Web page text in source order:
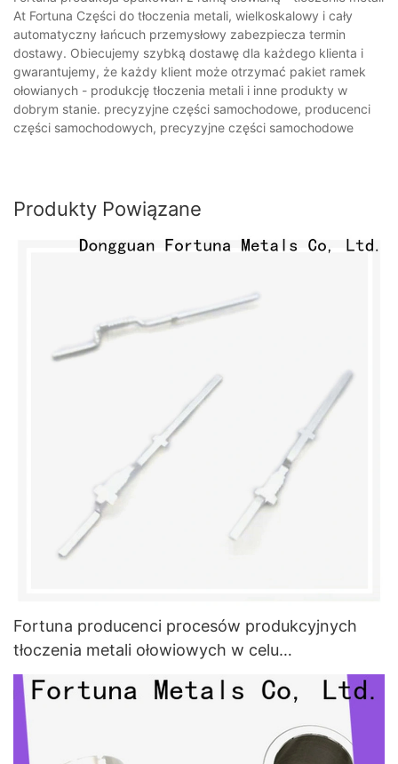
At Fortuna Części do tłoczenia metali, wielkoskalowy i cały
automatyczny łańcuch przemysłowy zabezpiecza termin
dostawy. Obiecujemy szybką dostawę dla każdego klienta i
gwarantujemy, że każdy klient może otrzymać pakiet ramek
ołowianych - produkcję tłoczenia metali i inne produkty w
dobrym stanie. precyzyjne części samochodowe, producenci
części samochodowych, precyzyjne części samochodowe
Produkty Powiązane
Fortuna producenci procesów produkcyjnych
tłoczenia metali ołowiowych w celu
przewodzenia,